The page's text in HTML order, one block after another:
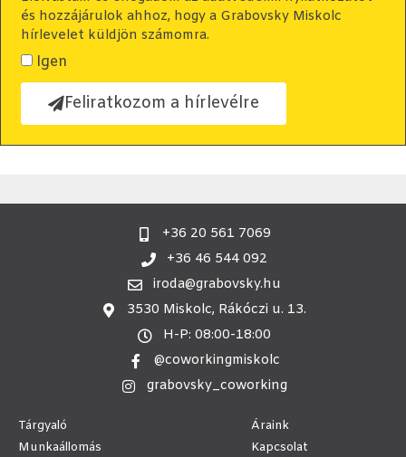
és hozzájárulok ahhoz, hogy a Grabovsky Miskolc
hírlevelet küldjön számomra.
Igen
Feliratkozom a hírlevélre
+36 20 561 7069
+36 46 544 092
iroda@grabovsky.hu
3530 Miskolc, Rákóczi u. 13.
H-P: 08:00-18:00
@coworkingmiskolc
grabovsky_coworking
Tárgyaló
Munkaállomás
Áraink
Kapcsolat